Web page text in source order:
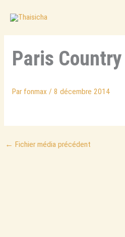
contenu
Paris
Par fonmax / 8 décembre 2014
← Fichier média précédent